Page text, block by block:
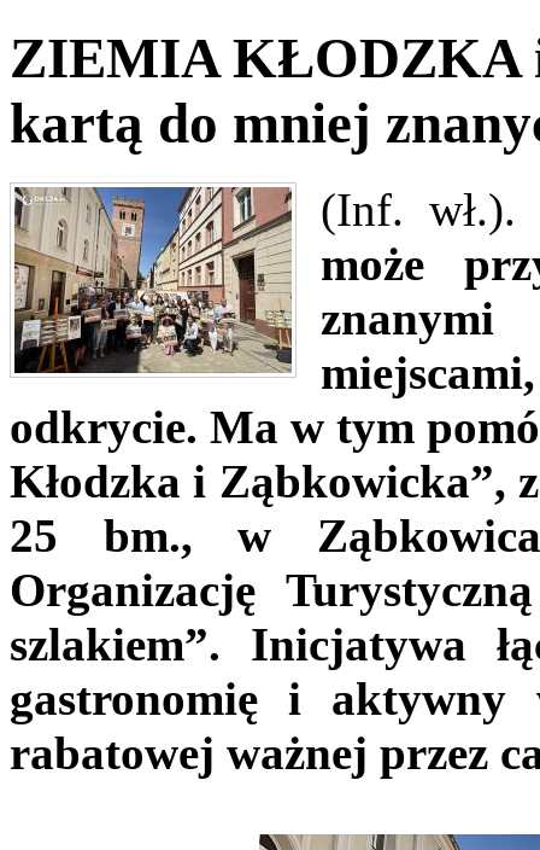
ZIEMIA KŁODZKA
kartą do mniej
(Inf. wł.).
może
odkrycie. Ma w tym
Kłodzka i Ząbkowicka”,
25 bm., w
Organizację
szlakiem”. Inicjatywa
gastronomię i aktywny
rabatowej ważnej przez